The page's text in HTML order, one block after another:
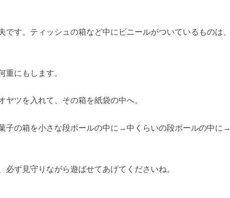
です。ティッシュの箱など中にビニールがついているものは、
重にもします。
ツを入れて、その箱を紙袋の中へ。
子の箱を小さな段ボールの中に→中くらいの段ボールの中に→
ず見守りながら遊ばせてあげてくださいね。